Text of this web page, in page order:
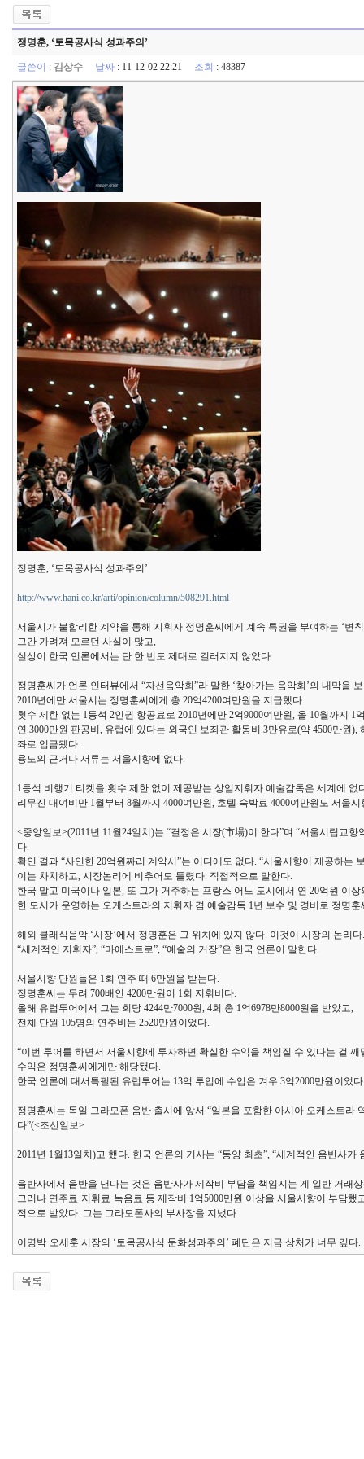
정명훈, ‘토목공사식 성과주의’
글쓴이 : 김상수 날짜 : 11-12-02 22:21 조회 : 48387
정명훈, ‘토목공사식 성과주의’
http://www.hani.co.kr/arti/opinion/column/508291.html
서울시가 불합리한 계약을 통해 지휘자 정명훈씨에게 계속 특권을 부여하는 ‘변
그간 가려져 모르던 사실이 많고,
실상이 한국 언론에서는 단 한 번도 제대로 걸러지지 않았다.
정명훈씨가 언론 인터뷰에서 “자선음악회”라 말한 ‘찾아가는 음악회’의 내막을
2010년에만 서울시는 정명훈씨에게 총 20억4200여만원을 지급했다.
횟수 제한 없는 1등석 2인권 항공료로 2010년에만 2억9000여만원, 올 10월까지 1
연 3000만원 판공비, 유럽에 있다는 외국인 보좌관 활동비 3만유로(약 4500만원
좌로 입금됐다.
용도의 근거나 서류는 서울시향에 없다.
1등석 비행기 티켓을 횟수 제한 없이 제공받는 상임지휘자 예술감독은 세계에 없
리무진 대여비만 1월부터 8월까지 4000여만원, 호텔 숙박료 4000여만원도 서
<중앙일보>(2011년 11월24일치)는 “결정은 시장(市場)이 한다”며 “서울시립교
다.
확인 결과 “사인한 20억원짜리 계약서”는 어디에도 없다. “서울시향이 제공하는
이는 차치하고, 시장논리에 비추어도 틀렸다. 직접적으로 말한다.
한국 말고 미국이나 일본, 또 그가 거주하는 프랑스 어느 도시에서 연 20억원 이상
한 도시가 운영하는 오케스트라의 지휘자 겸 예술감독 1년 보수 및 경비로 정명
해외 클래식음악 ‘시장’에서 정명훈은 그 위치에 있지 않다. 이것이 시장의 논리다.
“세계적인 지휘자”, “마에스트로”, “예술의 거장”은 한국 언론이 말한다.
서울시향 단원들은 1회 연주 때 6만원을 받는다.
정명훈씨는 무려 700배인 4200만원이 1회 지휘비다.
올해 유럽투어에서 그는 회당 4244만7000원, 4회 총 1억6978만8000원을 받았고,
전체 단원 105명의 연주비는 2520만원이었다.
“이번 투어를 하면서 서울시향에 투자하면 확실한 수익을 책임질 수 있다는 걸 깨
수익은 정명훈씨에게만 해당됐다.
한국 언론에 대서특필된 유럽투어는 13억 투입에 수입은 겨우 3억2000만원이었
정명훈씨는 독일 그라모폰 음반 출시에 앞서 “일본을 포함한 아시아 오케스트
다”(<조선일보>
2011년 1월13일치)고 했다. 한국 언론의 기사는 “동양 최초”, “세계적인 음반사
음반사에서 음반을 낸다는 것은 음반사가 제작비 부담을 책임지는 게 일반 거래
그러나 연주료·지휘료·녹음료 등 제작비 1억5000만원 이상을 서울시향이 부담
적으로 받았다. 그는 그라모폰사의 부사장을 지냈다.
이명박·오세훈 시장의 ‘토목공사식 문화성과주의’ 폐단은 지금 상처가 너무 깊다.